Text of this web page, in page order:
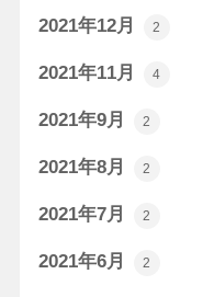
2021年12月 2
2021年11月 4
2021年9月 2
2021年8月 2
2021年7月 2
2021年6月 2